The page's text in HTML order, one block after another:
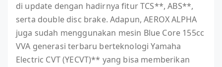
di update dengan hadirnya fitur TCS**, ABS**,
serta double disc brake. Adapun, AEROX ALPHA
juga sudah menggunakan mesin Blue Core 155cc
VVA generasi terbaru berteknologi Yamaha
Electric CVT (YECVT)** yang bisa memberikan